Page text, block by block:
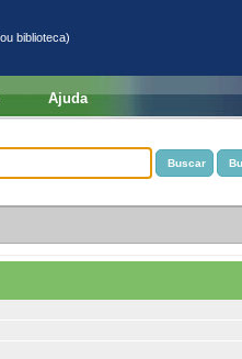
biblioteca)
Ajuda